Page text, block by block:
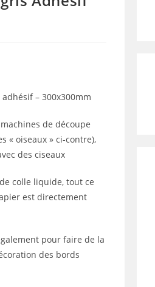
– 300x300mm
de découpe
« oiseaux » ci-contre),
des ciseaux
colle liquide, tout ce
est directement
pour faire de la
des bords